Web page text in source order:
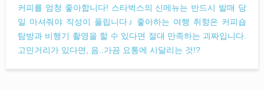
커피를 엄청 좋아합니다! 스타벅스의 신메뉴는 반드시 발매 당
일 마셔줘야 직성이 풀립니다♪ 좋아하는 여행 취향은 커피숍
탐방과 비행기 촬영을 할 수 있다면 절대 만족하는 괴짜입니다.
고민거리가 있다면, 음..가끔 요통에 시달리는 것!?